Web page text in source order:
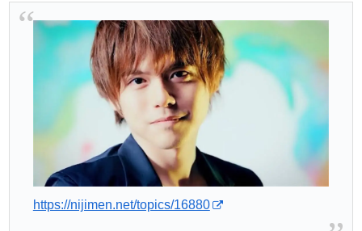
https://nijimen.net/topics/16880